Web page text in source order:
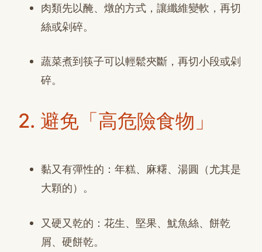
肉類先以醃、燉的方式，讓纖維變軟，再切
絲或剁碎。
蔬菜煮到筷子可以輕鬆夾斷，再切小段或剁
碎。
2. 避免「高危險食物」
黏又有彈性的：年糕、麻糬、湯圓（尤其是
大顆的）。
又硬又乾的：花生、堅果、魷魚絲、餅乾
屑、硬餅乾。